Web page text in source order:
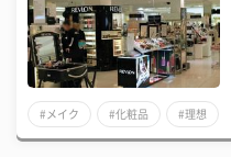
#メイク #化粧品 #理想